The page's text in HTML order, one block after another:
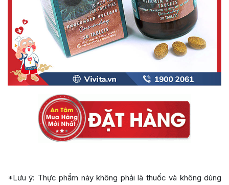
*Lưu ý: Thực phẩm này không phải là thuốc và không dùng